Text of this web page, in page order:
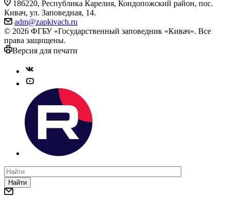
186220, Республика Карелия, Кондопожский район, пос.
Кивач, ул. Заповедная, 14.
adm@zapkivach.ru
© 2026 ФГБУ «Государственный заповедник «Кивач». Все
права защищены.
Версия для печати
Найти